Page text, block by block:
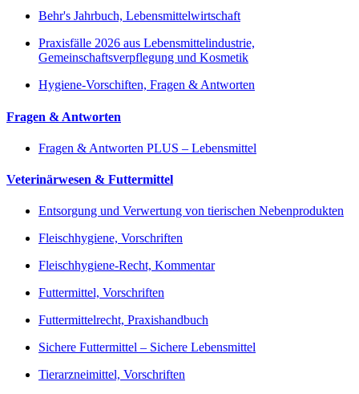
Behr's Jahrbuch, Lebensmittelwirtschaft
Praxisfälle 2026 aus Lebensmittelindustrie,
Gemeinschaftsverpflegung und Kosmetik
Hygiene-Vorschiften, Fragen & Antworten
Fragen & Antworten
Fragen & Antworten PLUS – Lebensmittel
Veterinärwesen & Futtermittel
Entsorgung und Verwertung von tierischen Nebenprodukten
Fleischhygiene, Vorschriften
Fleischhygiene-Recht, Kommentar
Futtermittel, Vorschriften
Futtermittelrecht, Praxishandbuch
Sichere Futtermittel – Sichere Lebensmittel
Tierarzneimittel, Vorschriften